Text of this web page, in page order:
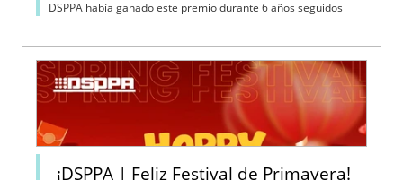
DSPPA había ganado este premio durante 6 años seguidos
desde 2008. A continuación se muestra el certificado: Este
¡DSPPA | Feliz Festival de Primavera!